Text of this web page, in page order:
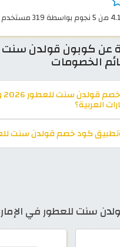
عن كوبون قولدن
الخصومات
ما
العربية؟
كود خصم قولدن سنت
سنت للعطور في